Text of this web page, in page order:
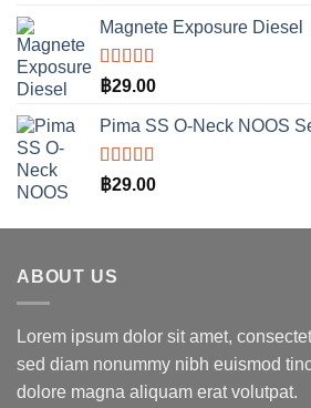
1-5 คะแนน
Magnete Exposure Diesel
ให้คะแนน
5.00
1-5 คะแนน
฿29.00
Pima SS O-Neck NOOS
ให้คะแนน
5.00
฿29.00
ABOUT US
Lorem ipsum dolor sit amet,
sed diam nonummy nibh euismod
dolore magna aliquam erat volutpat.